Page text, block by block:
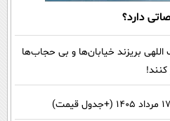
۵۰ هزار حزب اللهی بریزند خیابان‌ها و بی حجاب‌ها
کنند!